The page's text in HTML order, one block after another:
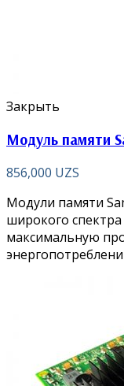
Закрыть
Модуль памяти
856,000 UZS
Модули памяти
широкого
максимальную